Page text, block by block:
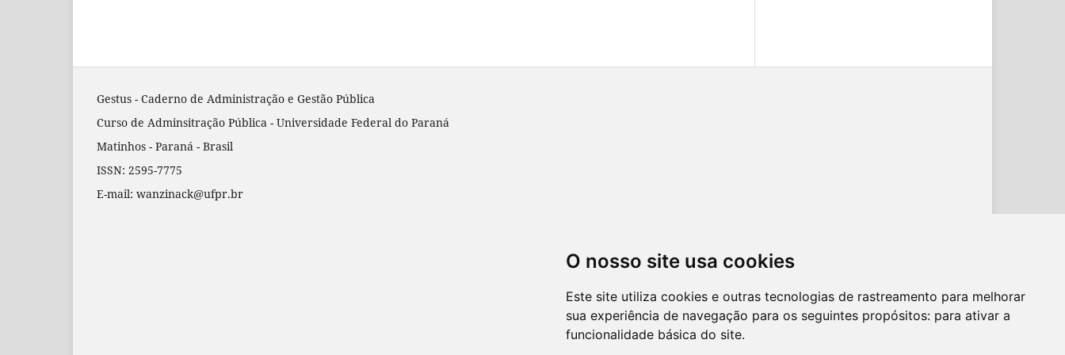
O nosso site usa cookies
Este site utiliza cookies e outras tecnologias de rastreamento para melhorar
sua experiência de navegação para os seguintes propósitos: para ativar a
funcionalidade básica do site.
Gestus - Caderno de Administração e Gestão Pública
Curso de Adminsitração Pública - Universidade Federal do Paraná
Matinhos - Paraná - Brasil
ISSN: 2595-7775
E-mail: wanzinack@ufpr.br